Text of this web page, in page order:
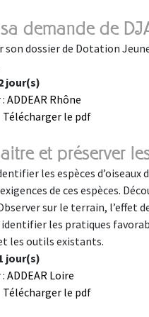
demande de
son dossier de Dotation
jour(s)
ADDEAR Rhône
Télécharger le pdf
et préserver
les espèces
de ces espèces.
sur le terrain, l’effet
les pratiques
les outils existants.
jour(s)
ADDEAR Loire
Télécharger le pdf